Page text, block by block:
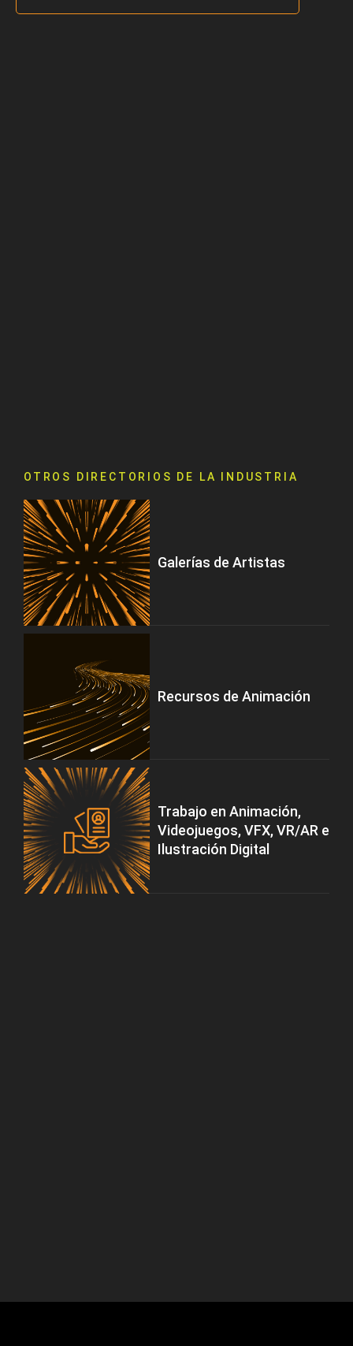
OTROS DIRECTORIOS DE LA INDUSTRIA
Galerías de Artistas
Recursos de Animación
Trabajo en Animación,
Videojuegos, VFX, VR/AR e
Ilustración Digital